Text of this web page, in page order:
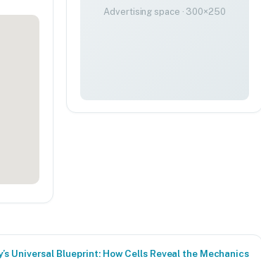
Advertising space · 300×250
Universal Blueprint: How Cells Reveal the Mechanics